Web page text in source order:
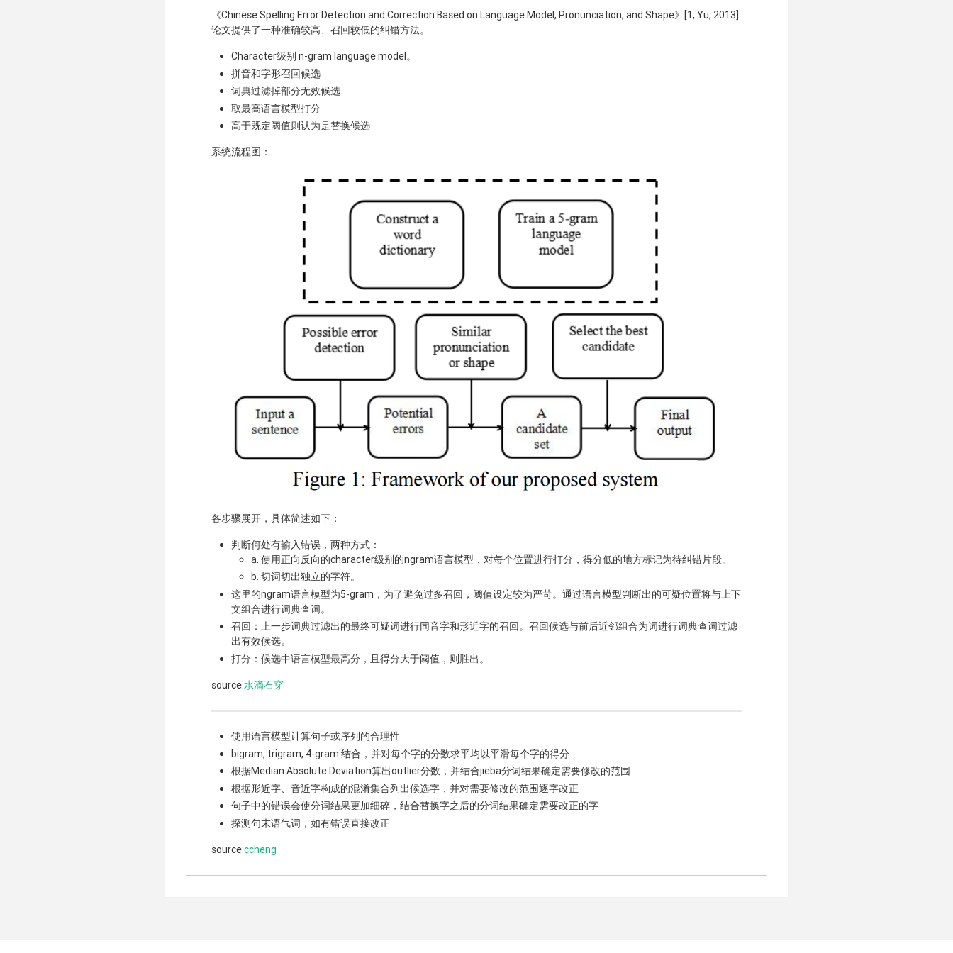
《Chinese Spelling Error Detection and Correction Based on Language Model, Pronunciation, and Shape》[1, Yu, 2013]
论文提供了一种准确较高、召回较低的纠错方法。
Character级别 n-gram language model。
拼音和字形召回候选
词典过滤掉部分无效候选
取最高语言模型打分
高于既定阈值则认为是替换候选
系统流程图：
各步骤展开，具体简述如下：
判断何处有输入错误，两种方式：
a. 使用正向反向的character级别的ngram语言模型，对每个位置进行打分，得分低的地方标记为待纠错片段。
b. 切词切出独立的字符。
这里的ngram语言模型为5-gram，为了避免过多召回，阈值设定较为严苛。通过语言模型判断出的可疑位置将与上下
文组合进行词典查词。
召回：上一步词典过滤出的最终可疑词进行同音字和形近字的召回。召回候选与前后近邻组合为词进行词典查词过滤
出有效候选。
打分：候选中语言模型最高分，且得分大于阈值，则胜出。
source:水滴石穿
使用语言模型计算句子或序列的合理性
bigram, trigram, 4-gram 结合，并对每个字的分数求平均以平滑每个字的得分
根据Median Absolute Deviation算出outlier分数，并结合jieba分词结果确定需要修改的范围
根据形近字、音近字构成的混淆集合列出候选字，并对需要修改的范围逐字改正
句子中的错误会使分词结果更加细碎，结合替换字之后的分词结果确定需要改正的字
探测句末语气词，如有错误直接改正
source:ccheng